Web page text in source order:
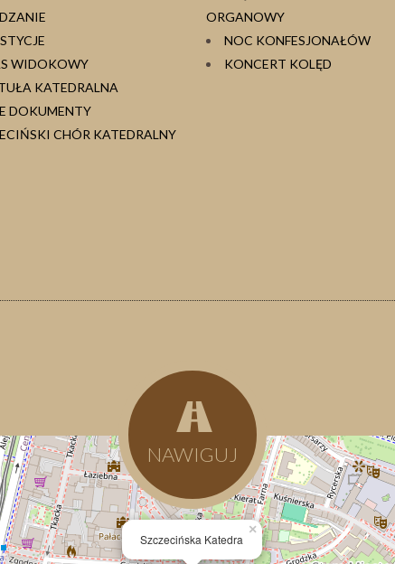
WIDOKOWY
KATEDRALNA
DOKUMENTY
CHÓR KATEDRALNY
ORGANOWY
NOC KONFESJONAŁÓW
KONCERT KOLĘD
NAWIGUJ
Szczecińska Katedra
×